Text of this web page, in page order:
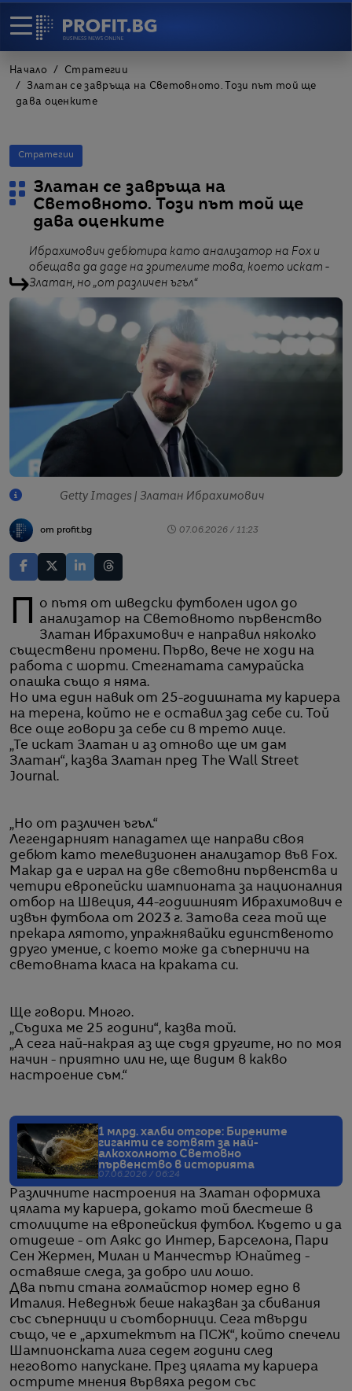
Начало
Стратегии
Златан се завръща на Световното. Този път той ще
дава оценките
Стратегии
Златан се завръща на
Световното. Този път той ще
дава оценките
Ибрахимович дебютира като анализатор на Fox и
обещава да даде на зрителите това, което искат -
Златан, но „от различен ъгъл“
Getty Images | Златан Ибрахимович
от profit.bg 07.06.2026 / 11:23
По пътя от шведски футболен идол до
анализатор на Световното първенство
Златан Ибрахимович е направил няколко
съществени промени. Първо, вече не ходи на
работа с шорти. Стегнатата самурайска
опашка също я няма.
Но има един навик от 25-годишната му кариера
на терена, който не е оставил зад себе си. Той
все още говори за себе си в трето лице.
„Те искат Златан и аз отново ще им дам
Златан“, казва Златан пред The Wall Street
Journal.
„Но от различен ъгъл.“
Легендарният нападател ще направи своя
дебют като телевизионен анализатор във Fox.
Макар да е играл на две световни първенства и
четири европейски шампионата за националния
отбор на Швеция, 44-годишният Ибрахимович е
извън футбола от 2023 г. Затова сега той ще
прекара лятото, упражнявайки единственото
друго умение, с което може да съперничи на
световната класа на краката си.
Ще говори. Много.
„Съдиха ме 25 години“, казва той.
„А сега най-накрая аз ще съдя другите, но по моя
начин - приятно или не, ще видим в какво
настроение съм.“
1 млрд. халби отгоре: Бирените
гиганти се готвят за най-
алкохолното Световно
първенство в историята
07.06.2026 / 06:24
Различните настроения на Златан оформиха
цялата му кариера, докато той блестеше в
столиците на европейския футбол. Където и да
отидеше - от Аякс до Интер, Барселона, Пари
Сен Жермен, Милан и Манчестър Юнайтед -
оставяше следа, за добро или лошо.
Два пъти стана голмайстор номер едно в
Италия. Неведнъж беше наказван за сбивания
със съперници и съотборници. Сега твърди
също, че е „архитектът на ПСЖ“, който спечели
Шампионската лига седем години след
неговото напускане. През цялата му кариера
острите мнения вървяха редом със